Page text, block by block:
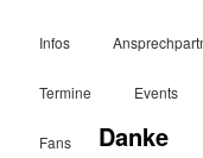
überspringen
Infos
Termine Events
Fans Danke